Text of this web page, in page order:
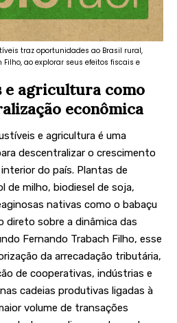
traz oportunidades ao Brasil rural,
ao explorar seus efeitos fiscais e
e agricultura como
econômica
e agricultura é uma
descentralizar o crescimento
do país. Plantas de
de milho, biodiesel de soja,
nativas como o babaçu
direto sobre a dinâmica das
Fernando Trabach Filho, esse
da arrecadação tributária,
de cooperativas, indústrias e
cadeias produtivas ligadas à
volume de transações